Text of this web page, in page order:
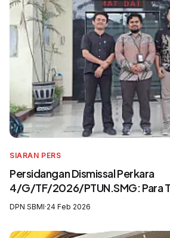
SIARAN PERS
Persidangan Dismissal Perkara
4/G/TF/2026/PTUN.SMG: Para
Mengingkari SIP3MI dan
DPN SBMI·24 Feb 2026